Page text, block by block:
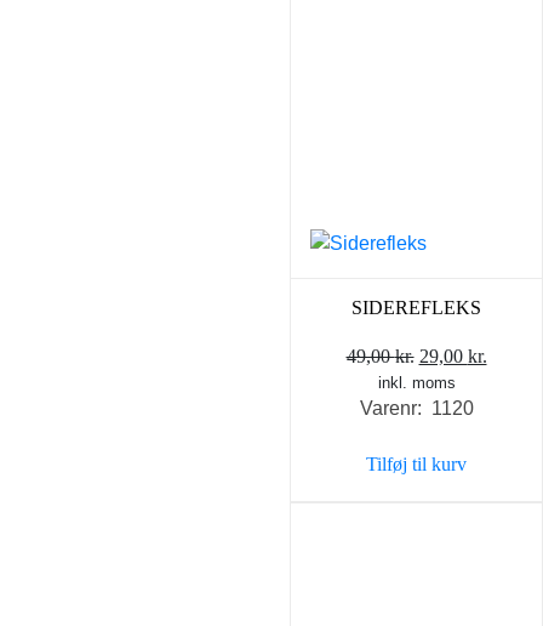
SIDEREFLEKS
49,00kr. Den
oprindelige
pris
49,00 kr..
29,00 kr.Den
inkl. moms
Varenr: 1120
Tilføj til kurv